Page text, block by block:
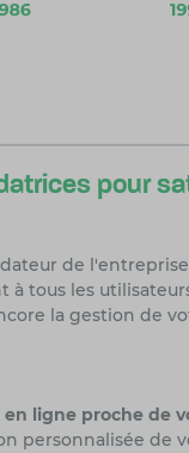
pour
de
tous les
la gestion de
en ligne proche de
personnalisée de